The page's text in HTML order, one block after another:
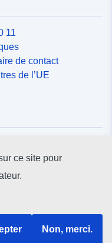
11
de contact
de l’UE
ce site pour
Non, merci.